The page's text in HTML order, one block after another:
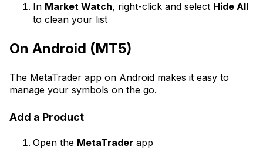
In Market Watch, right-click and select Hide All
to clean your list
On Android (MT5)
The MetaTrader app on Android makes it easy to
manage your symbols on the go.
Add a Product
Open the MetaTrader app